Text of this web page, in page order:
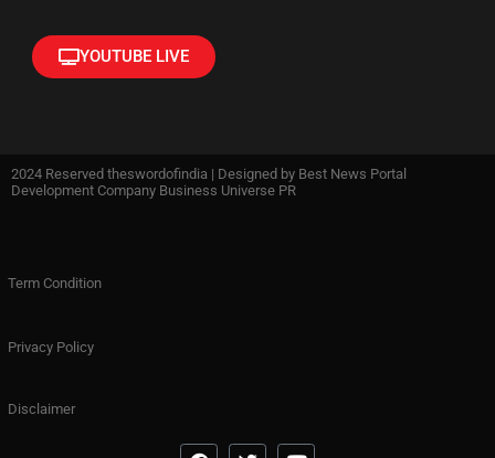
YOUTUBE LIVE
2024 Reserved theswordofindia | Designed by Best News Portal
Development Company Business Universe PR
Term Condition
Privacy Policy
Disclaimer